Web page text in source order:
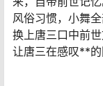
风俗习惯，小舞
换上唐三口中前
让唐三在感叹**的